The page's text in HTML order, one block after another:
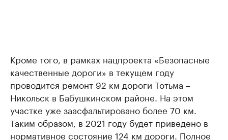
Кроме того, в рамках нацпроекта «Безопасные
качественные дороги» в текущем году
проводится ремонт 92 км дороги Тотьма –
Никольск в Бабушкинском районе. На этом
участке уже заасфальтировано более 70 км.
Таким образом, в 2021 году будет приведено в
нормативное состояние 124 км дороги. Полное